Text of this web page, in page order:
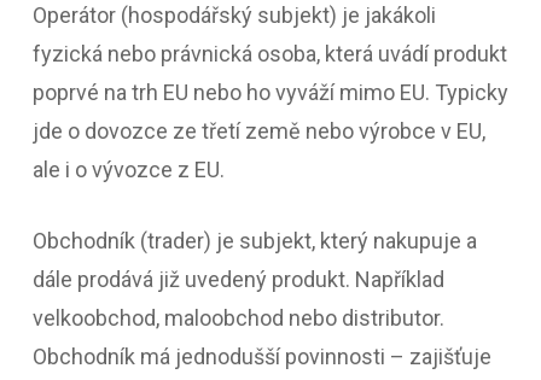
Operátor (hospodářský subjekt) je jakákoli
fyzická nebo právnická osoba, která uvádí produkt
poprvé na trh EU nebo ho vyváží mimo EU. Typicky
jde o dovozce ze třetí země nebo výrobce v EU,
ale i o vývozce z EU.
Obchodník (trader) je subjekt, který nakupuje a
dále prodává již uvedený produkt. Například
velkoobchod, maloobchod nebo distributor.
Obchodník má jednodušší povinnosti – zajišťuje